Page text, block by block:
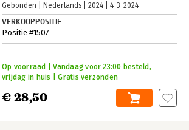
Gebonden Nederlands 2024 4-3-2024
VERKOOPPOSITIE
Positie #1507
€ 28,50
Op voorraad | Vandaag voor 23:00 besteld,
vrijdag in huis | Gratis verzonden